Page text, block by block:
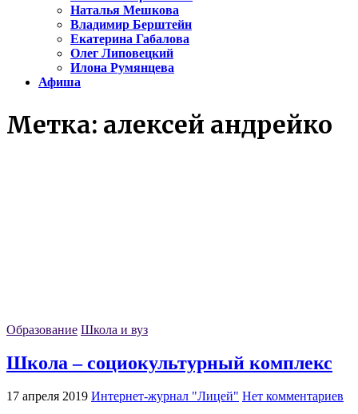
Наталья Мешкова
Владимир Берштейн
Екатерина Габалова
Олег Липовецкий
Илона Румянцева
Афиша
Метка: алексей андрейко
Образование Школа и вуз
Школа – социокультурный комплекс
17 апреля 2019 Интернет-журнал "Лицей" Нет комментариев